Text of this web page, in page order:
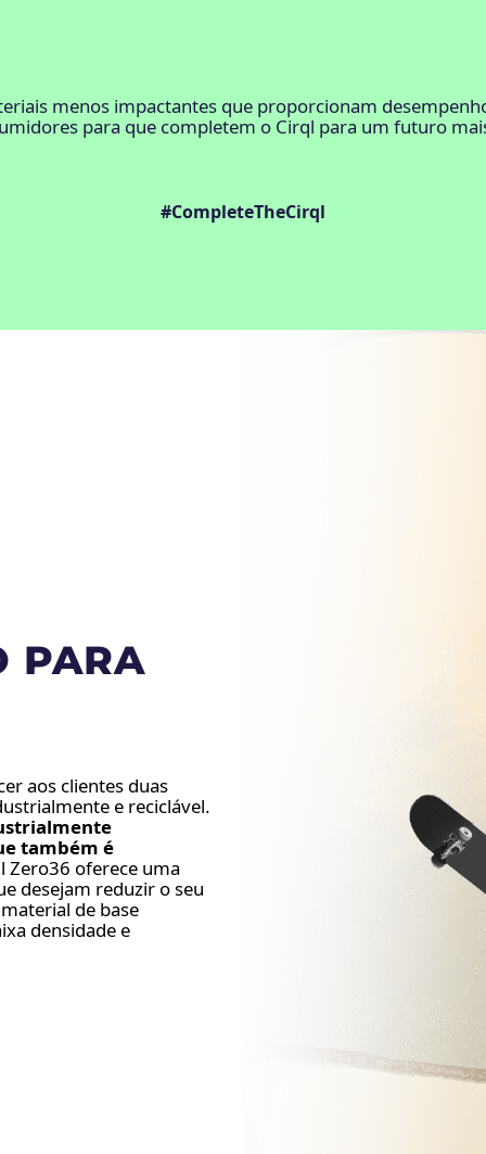
menos impactantes que proporcionam
para que completem o Cirql para um futuro
#CompleteTheCirql
PARA
aos clientes duas
e reciclável.
também é
Zero36 oferece uma
desejam reduzir o seu
de base
densidade e